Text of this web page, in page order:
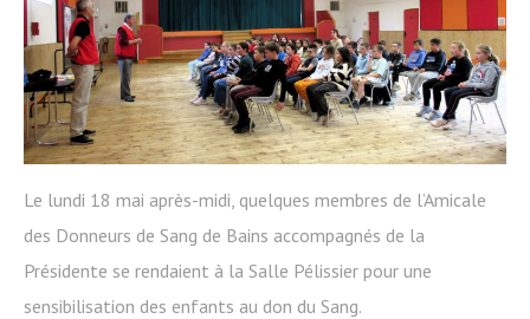
Le lundi 18 mai après-midi, quelques membres de l’Amicale
des Donneurs de Sang de Bains accompagnés de la
Présidente se rendaient à la Salle Pélissier pour une
sensibilisation des enfants au don du Sang.